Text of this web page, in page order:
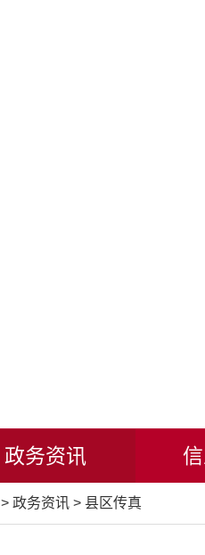
政务资讯
> 政务资讯 > 县区传真